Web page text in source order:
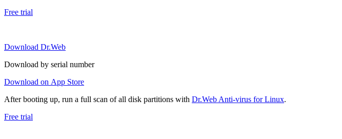
Free trial
Download Dr.Web
Download by serial number
Download on App Store
After booting up, run a full scan of all disk partitions with Dr.Web Anti-virus for Linux.
Free trial